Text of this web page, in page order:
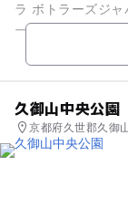
ラ ボトラーズジ
ーを1日3回実施し
久御山中央公園
京都府久世郡久御